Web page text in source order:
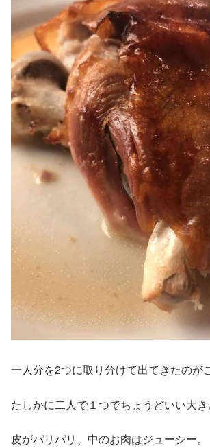
一人分を2つに取り分けて出てきたのが
たしかに二人で１つでちょうどいい大き
皮がパリパリ、中のお肉はジューシー。